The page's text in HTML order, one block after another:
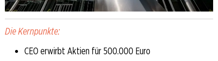
Die Kernpunkte:
CEO erwirbt Aktien für 500.000 Euro